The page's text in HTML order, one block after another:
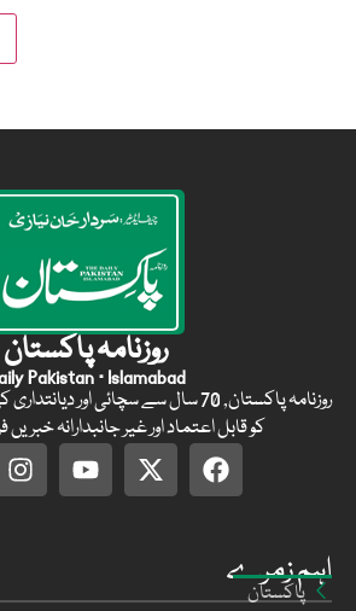
اہم زمرے
پاکستان
روزنامہ پاکستان
Pakistan · Islamabad
روزنامہ پاکستان, 70 سال سے سچائی اور
کو قابل اعتماد اور غیر جانبدارانہ خبریں